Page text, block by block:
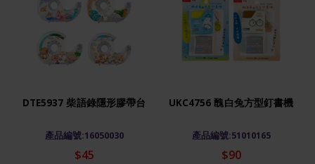
DTE5937 柴語錄隱形膠帶台
產品編號:16050030
$45
UKC4756 醜白兔方型釘書機
產品編號:51010165
$90